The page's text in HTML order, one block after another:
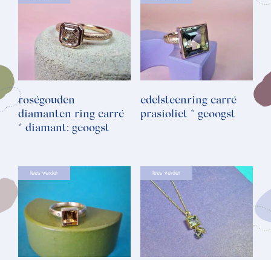
roségouden
diamanten ring carré
* diamant: geoogst
edelsteenring carré
prasioliet * geoogst
lees verder lees verder